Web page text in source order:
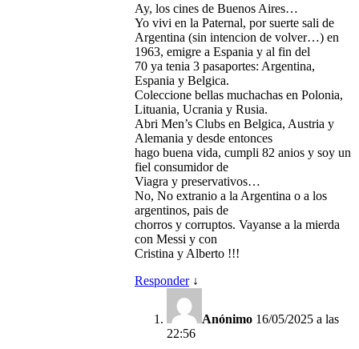
Ay, los cines de Buenos Aires…
Yo vivi en la Paternal, por suerte sali de
Argentina (sin intencion de volver…) en
1963, emigre a Espania y al fin del
70 ya tenia 3 pasaportes: Argentina,
Espania y Belgica.
Coleccione bellas muchachas en Polonia,
Lituania, Ucrania y Rusia.
Abri Men’s Clubs en Belgica, Austria y
Alemania y desde entonces
hago buena vida, cumpli 82 anios y soy un
fiel consumidor de
Viagra y preservativos…
No, No extranio a la Argentina o a los
argentinos, pais de
chorros y corruptos. Vayanse a la mierda
con Messi y con
Cristina y Alberto !!!
Responder ↓
Anónimo 16/05/2025 a las
22:56